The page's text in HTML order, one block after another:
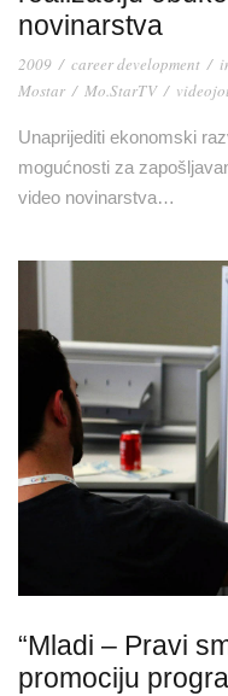
novinarstva
2009 / career development /
Mostar / Mo.StarTV /
Unaprijediti ekonomski
mogućnosti za
video novinarstva…
“Mladi – Pravi
promociju